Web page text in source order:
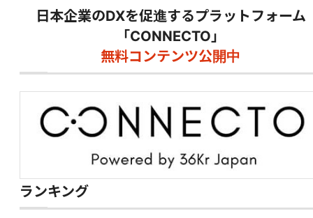
日本企業のDXを促進するプラットフォーム
「CONNECTO」
無料コンテンツ公開中
ランキング